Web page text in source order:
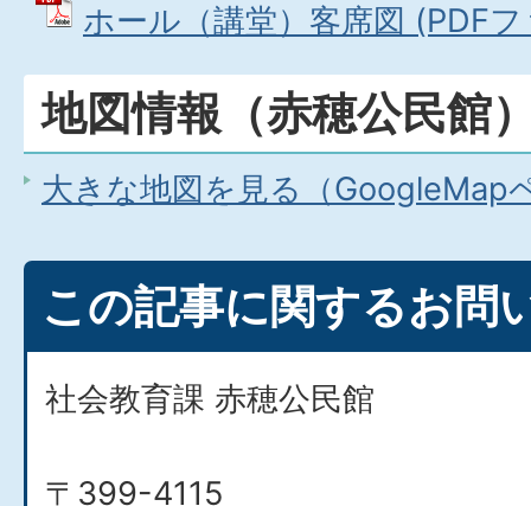
ホール（講堂）客席図 (PDF
地図情報（赤穂公民館
大きな地図を見る（GoogleMap
この記事に関するお問
社会教育課 赤穂公民館
〒399-4115